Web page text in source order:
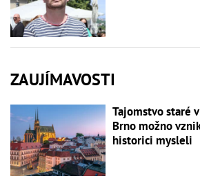
ZAUJÍMAVOSTI
Tajomstvo staré
Brno možno
historici mysleli